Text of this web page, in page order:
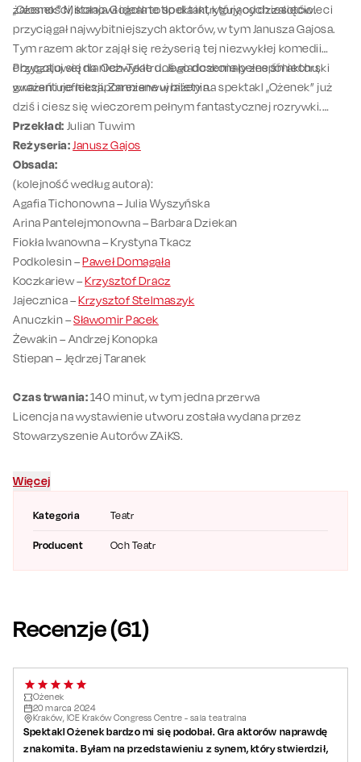
Kategoria Teatr
Producent Och Teatr
żałosności, stanowi idealne tło dla intrygujących zalotów.
„Ożenek” Mikołaja Gogola to spektakl, który od dziesięcioleci
przyciągał najwybitniejszych aktorów, w tym Janusza Gajosa.
Tym razem aktor zajął się reżyserią tej niezwykłej komedii
obyczajowej dla Och-Teatru. Jego doskonały zespół aktorski
gwarantuje niezapomniane wrażenia.
Przygotuj się na niezwykłe doświadczenie pełne śmiechu,
wrażeń i refleksji. Zarezerwuj bilety na spektakl „Ożenek” już
dziś i ciesz się wieczorem pełnym fantastycznej rozrywki.
Reżyseria: Janusz Gajos
Przekład: Julian Tuwim
Obsada:
(kolejność według autora):
Agafia Tichonowna – Julia Wyszyńska
Arina Pantelejmonowna – Barbara Dziekan
Fiokła Iwanowna – Krystyna Tkacz
Podkolesin –Paweł Domagała
Koczkariew –Krzysztof Dracz
Jajecznica –Krzysztof Stelmaszyk
Anuczkin –Sławomir Pacek
Żewakin – Andrzej Konopka
Stiepan – Jędrzej Taranek
Czas trwania:140 minut, w tym jedna przerwa
Licencja na wystawienie utworu została wydana przez
Stowarzyszenie Autorów ZAiKS.
Więcej
Recenzje (61)
Ożenek
20marca 2024
Kraków, ICE Kraków Congress Centre - sala teatralna
Spektakl Ożenek bardzo mi się podobał. Gra aktorów naprawdę
znakomita. Byłam na przedstawieniu z synem, który stwierdził,